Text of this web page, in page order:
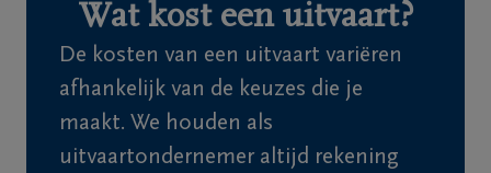
Contact
Uitvaart
regelen
Wat kost een uitvaart?
De kosten van een uitvaart variëren
afhankelijk van de keuzes die je
maakt. We houden als
uitvaartondernemer altijd rekening